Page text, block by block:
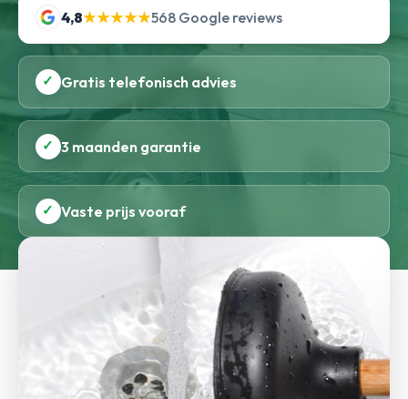
4,8★★★★★568 Google reviews
✓ Gratis telefonisch advies
✓ 3 maanden garantie
✓ Vaste prijs vooraf